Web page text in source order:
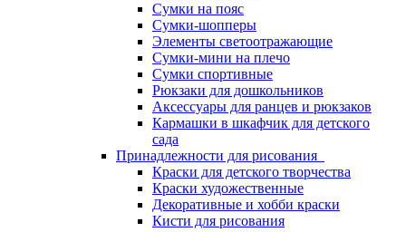
Сумки на пояс
Сумки-шопперы
Элементы светоотражающие
Сумки-мини на плечо
Сумки спортивные
Рюкзаки для дошкольников
Аксессуары для ранцев и рюкзаков
Кармашки в шкафчик для детского
сада
Принадлежности для рисования
Краски для детского творчества
Краски художественные
Декоративные и хобби краски
Кисти для рисования